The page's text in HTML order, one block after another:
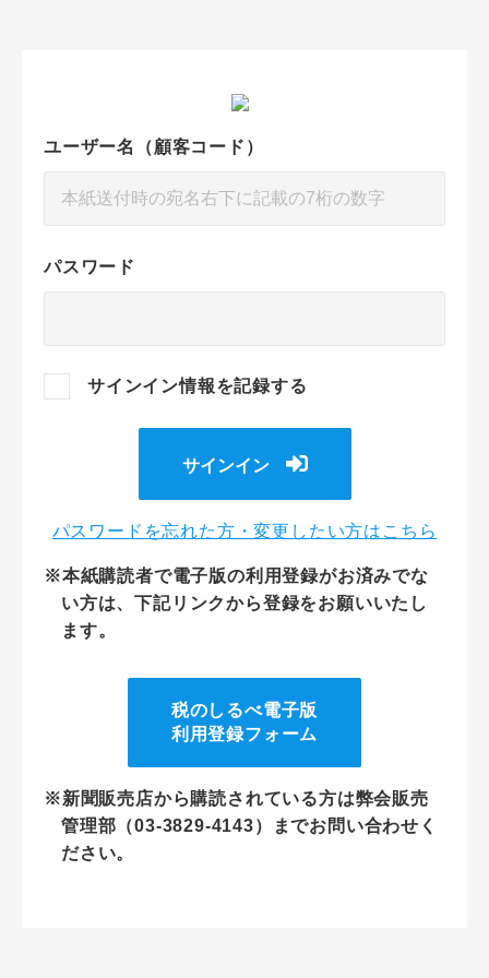
ユーザー名（顧客コード）
パスワード
サインイン情報を記録する
サインイン
パスワードを忘れた方・変更したい方はこちら
※本紙購読者で電子版の利用登録がお済みでな
い方は、下記リンクから登録をお願いいたし
ます。
税のしるべ電子版
利用登録フォーム
※新聞販売店から購読されている方は弊会販売
管理部（03-3829-4143）までお問い合わせく
ださい。